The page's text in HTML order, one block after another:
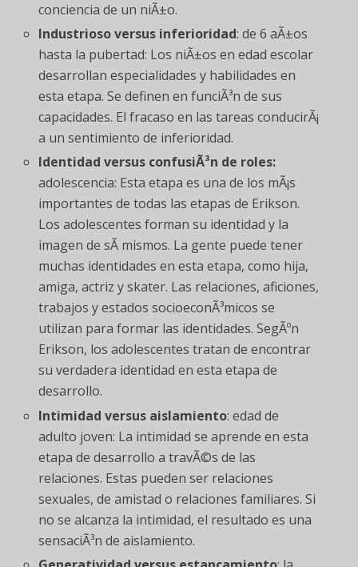
conciencia de un niÃ±o.
Industrioso versus inferioridad: de 6 aÃ±os
hasta la pubertad: Los niÃ±os en edad escolar
desarrollan especialidades y habilidades en
esta etapa. Se definen en funciÃ³n de sus
capacidades. El fracaso en las tareas conducirÃ¡
a un sentimiento de inferioridad.
Identidad versus confusiÃ³n de roles:
adolescencia: Esta etapa es una de los mÃ¡s
importantes de todas las etapas de Erikson.
Los adolescentes forman su identidad y la
imagen de sÃ­ mismos. La gente puede tener
muchas identidades en esta etapa, como hija,
amiga, actriz y skater. Las relaciones, aficiones,
trabajos y estados socioeconÃ³micos se
utilizan para formar las identidades. SegÃºn
Erikson, los adolescentes tratan de encontrar
su verdadera identidad en esta etapa de
desarrollo.
Intimidad versus aislamiento: edad de
adulto joven: La intimidad se aprende en esta
etapa de desarrollo a travÃ©s de las
relaciones. Estas pueden ser relaciones
sexuales, de amistad o relaciones familiares. Si
no se alcanza la intimidad, el resultado es una
sensaciÃ³n de aislamiento.